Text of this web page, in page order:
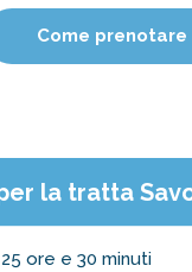
Come prenotare
la tratta
ore e 30 minuti